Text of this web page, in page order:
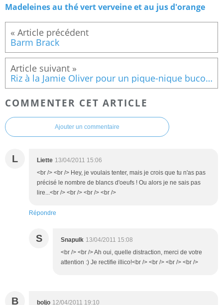
Madeleines au thé vert verveine et au jus d'orange
Barm Brack
Riz à la Jamie Oliver pour un pique-nique bucolique
COMMENTER CET ARTICLE
Ajouter un commentaire
L Liette 13/04/2011 15:06
<br /> <br /> Hey, je voulais tenter, mais je crois que tu n'as pas
précisé le nombre de blancs d'oeufs ! Ou alors je ne sais pas
lire...<br /> <br /> <br /> <br />
Répondre
S Snapulk 13/04/2011 15:08
<br /> <br /> Ah oui, quelle distraction, merci de votre
attention :) Je rectifie illico!<br /> <br /> <br /> <br />
B boljo 12/04/2011 19:10